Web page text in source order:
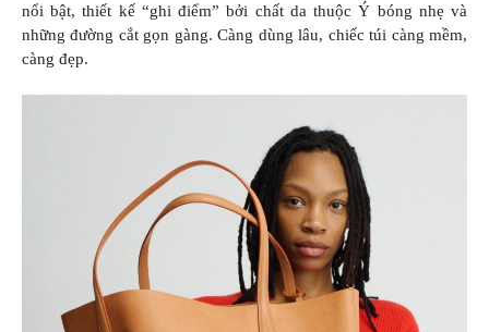
nổi bật, thiết kế “ghi điểm” bởi chất da thuộc Ý bóng nhẹ và
những đường cắt gọn gàng. Càng dùng lâu, chiếc túi càng mềm,
càng đẹp.